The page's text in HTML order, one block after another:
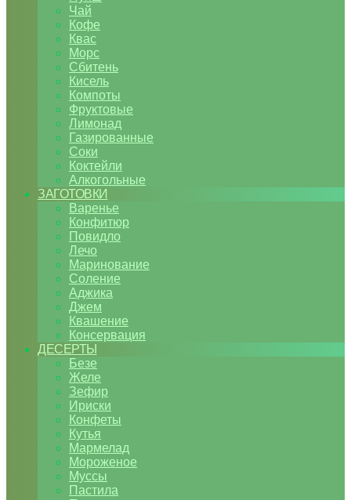
Чай
Кофе
Квас
Морс
Сбитень
Кисель
Компоты
Фруктовые
Лимонад
Газированные
Соки
Коктейли
Алкогольные
ЗАГОТОВКИ
Варенье
Конфитюр
Повидло
Лечо
Маринование
Соление
Аджика
Джем
Квашение
Консервация
ДЕСЕРТЫ
Безе
Желе
Зефир
Ириски
Конфеты
Кутья
Мармелад
Мороженое
Муссы
Пастила